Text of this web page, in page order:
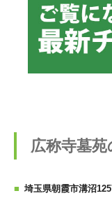
広称寺墓
埼玉県朝霞市溝沼